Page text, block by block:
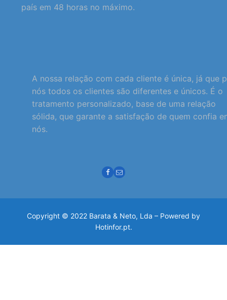
país em 48 horas no máximo.
A nossa relação com cada cliente é única, já que
nós todos os clientes são diferentes e únicos. É o
tratamento personalizado, base de uma relação
sólida, que garante a satisfação de quem confia
nós.
Copyright © 2022 Barata & Neto, Lda – Powered by
Hotinfor.pt.